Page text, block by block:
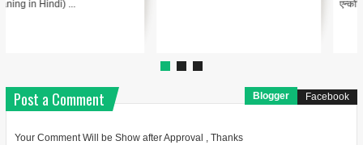
एन्कोडिंग का मतलब Encodin...
Post a Comment Blogger Facebook
Your Comment Will be Show after Approval , Thanks